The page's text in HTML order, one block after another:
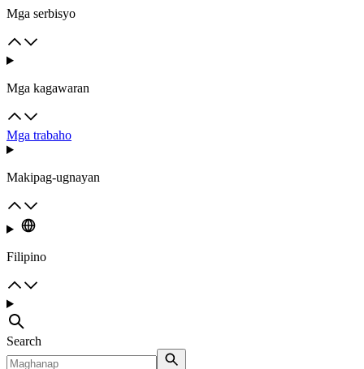
Mga serbisyo
Mga kagawaran
Mga trabaho
Makipag-ugnayan
Filipino
Search